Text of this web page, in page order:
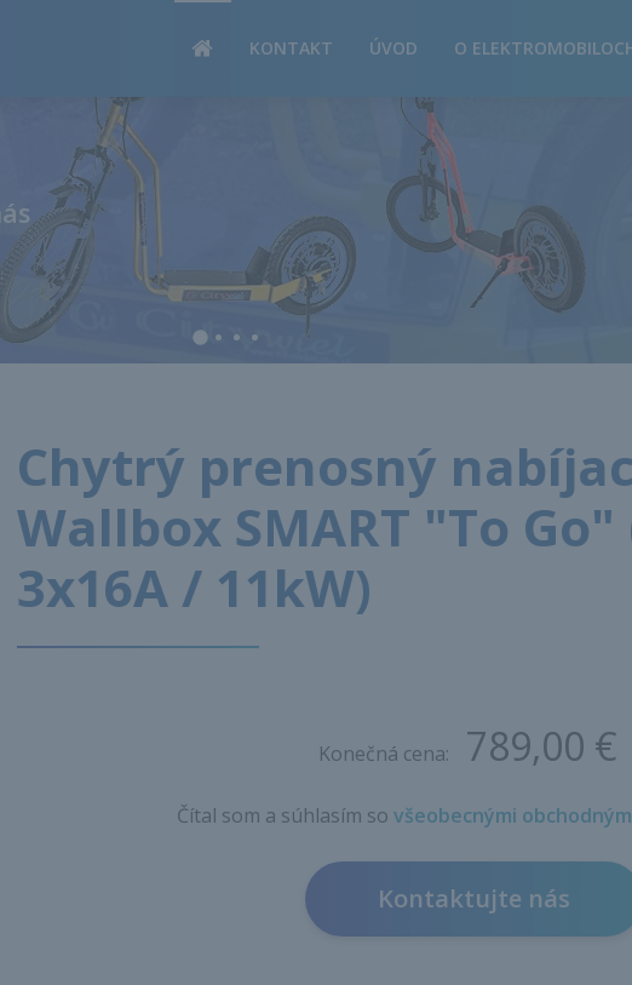
PRODUKTYKONTAKT ÚVOD O
Chytrý prenosný
Wallbox SMART "To Go"
3x16A / 11kW)
Konečná cena: 789,00 €
Čítal som a súhlasím so všeobecnými
Kontaktujte nás